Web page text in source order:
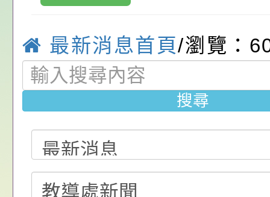
位協助鼓勵所屬同
關（構）、學校、民
名參加，請查照
算器」，公立學校
亦可利用
動—儒門初開 智慧
桃園市政府家庭教
家8月課程資訊」、
電影營」、「祖孫樂
「愛『原原』不絕-
樂會」、「邁向下一
列講座及成長團體」
轉知內政部函以，有
員會函釋公務員留職
赴陸應申請許可一案
中興國民小學115學
期第1次第7-9招代課
甄選公告
本校「115學年度國
校課程計畫」核定一
轉知教育部國民及學
辦理「115年度教育
公告:桃園市政府腸
桃園市大溪區
小學-優質教
最新消息首頁/瀏覽：
搜尋